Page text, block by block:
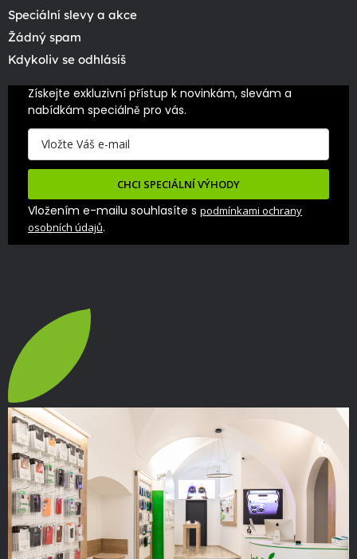
Speciální slevy a akce
Žádný spam
Kdykoliv se odhlásíš
Získejte exkluzivní přístup k novinkám, slevám a
nabídkám speciálně pro vás.
CHCI SPECIÁLNÍ VÝHODY
Vložením e-mailu souhlasíte s podmínkami ochrany
osobních údajů.